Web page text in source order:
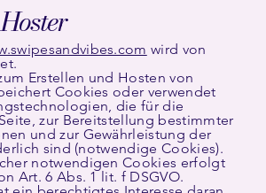
wird von
Erstellen und Hosten von
Cookies oder verwendet
die für die
zur Bereitstellung bestimmter
und zur Gewährleistung der
sind (notwendige Cookies).
notwendigen Cookies erfolgt
Art. 6 Abs. 1 lit. f DSGVO.